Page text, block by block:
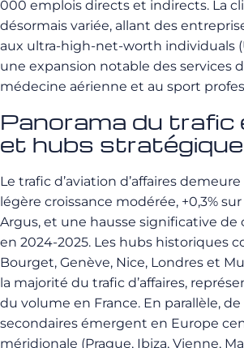
000 emplois directs et indirects. La
désormais variée, allant des
aux ultra-high-net-worth individuals
une expansion notable des services
médecine aérienne et au sport
Panorama du
et hubs
Le trafic d’aviation d’affaires
légère croissance modérée, +0,3% sur
Argus, et une hausse significative
en 2024-2025. Les hubs historiques
Bourget, Genève, Nice, Londres et
la majorité du trafic d’affaires,
du volume en France. En parallèle,
secondaires émergent en Europe
méridionale (Prague, Ibiza, Vienne,